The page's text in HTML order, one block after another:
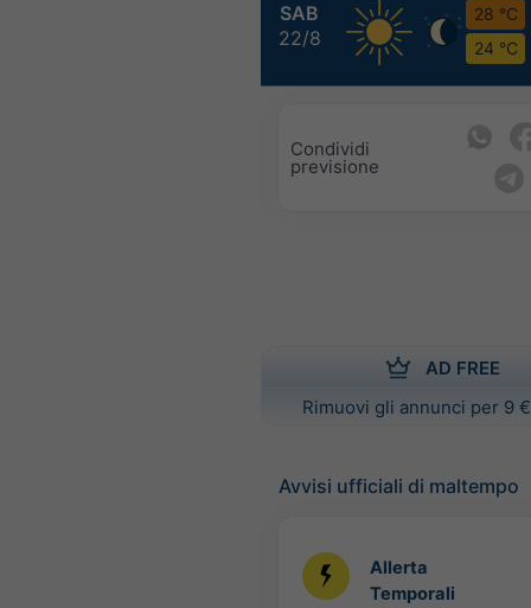
SAB
22/8
28 °C
24 °C
Condividi
previsione
AD FREE
Rimuovi gli annunci per 9
Avvisi ufficiali di maltempo
Allerta
Temporali